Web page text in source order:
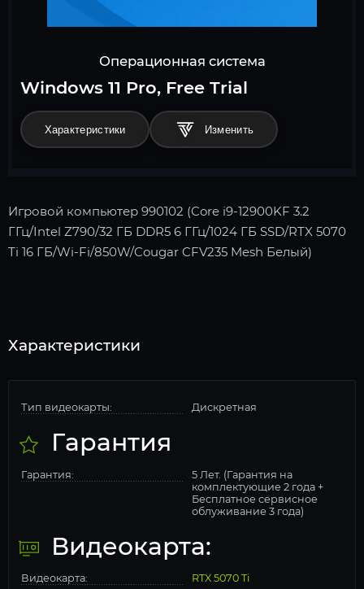
Операционная система
Windows 11 Pro, Free Trial
Характеристики
Игровой компьютер 990102 (Core i9-12900KF 3.2
ГГц/Intel Z790/32 ГБ DDR5 6 ГГц/1024 ГБ SSD/RTX 5070
Ti 16 ГБ/Wi-Fi/850W/Cougar CFV235 Mesh Белый)
Характеристики
Тип видеокарты: Дискретная
Гарантия
Гарантия:
5 Лет. (Гарантия на
комплектующие 2 года +
Бесплатное сервисное
облуживание 3 года)
Видеокарта:
Видеокарта:
RTX 5070 Ti